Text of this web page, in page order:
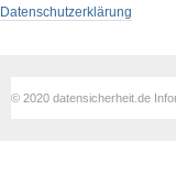
Datenschutzerklärung
© 2020 datensicherheit.de